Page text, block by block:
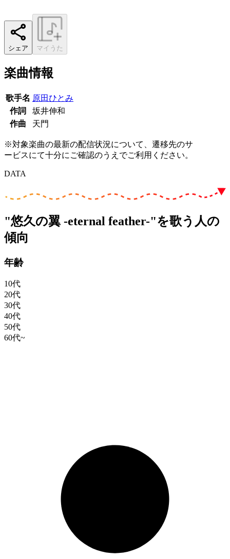
シェア マイうた
楽曲情報
歌手名 原田ひとみ
作詞
坂井伸和
作曲
天門
※対象楽曲の最新の配信状況について、遷移先のサ
ービスにて十分にご確認のうえでご利用ください。
DATA
"悠久の翼 -eternal feather-"を歌う人の
傾向
年齢
10代
20代
30代
40代
50代
60代~